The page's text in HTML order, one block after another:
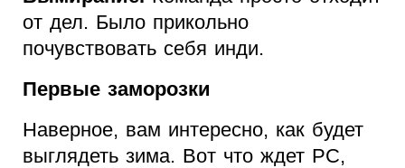
от дел. Было прикольно
почувствовать себя инди.
Первые заморозки
Наверное, вам интересно, как будет
выглядеть зима. Вот что ждет PC,